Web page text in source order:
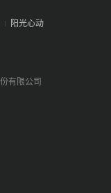
阳光心动
有限公司